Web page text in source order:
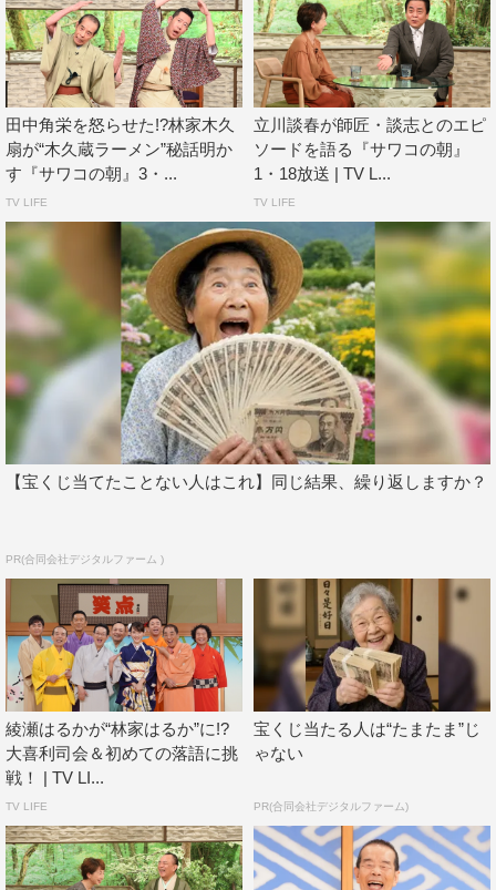
『サワコの朝』
MBS／TBS系
3月30日（土）前7・30～8・00
阿川佐和子
田中角栄を怒らせた!?林家木久
扇が“木久蔵ラーメン”秘話明か
す『サワコの朝』3・...
TV LIFE
立川談春が師匠・談志とのエピ
ソードを語る『サワコの朝』
1・18放送 | TV L...
TV LIFE
【宝くじ当てたことない人はこれ】同じ結果、繰り返しますか？
PR(合同会社デジタルファーム )
綾瀬はるかが“林家はるか”に!?
大喜利司会＆初めての落語に挑
戦！ | TV LI...
TV LIFE
宝くじ当たる人は“たまたま”じ
ゃない
PR(合同会社デジタルファーム)